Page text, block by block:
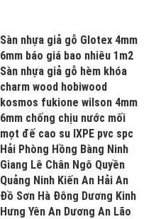
Sàn nhựa giả gỗ Glotex 4mm
6mm báo giá bao nhiêu 1m2
Sàn nhựa giả gỗ hèm khóa
charm wood hobiwood
kosmos fukione wilson 4mm
6mm chống chịu nước mối
mọt đế cao su IXPE pvc spc
Hải Phòng Hồng Bàng Ninh
Giang Lê Chân Ngô Quyền
Quảng Ninh Kiến An Hải An
Đồ Sơn Hà Đông Dương Kinh
Hưng Yên An Dương An Lão